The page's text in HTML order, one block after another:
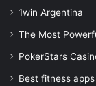
1win Argentina
The Most
PokerStars
Best fitness